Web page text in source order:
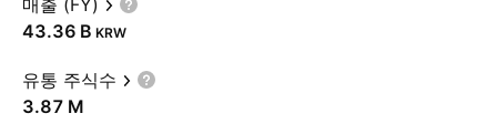
매출 (FY)
‪43.36 B‬ KRW
유통 주식수
‪3.87 M‬